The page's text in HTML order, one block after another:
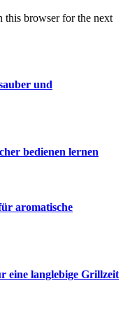
this browser for the next
und
bedienen lernen
aromatische
eine langlebige Grillzeit